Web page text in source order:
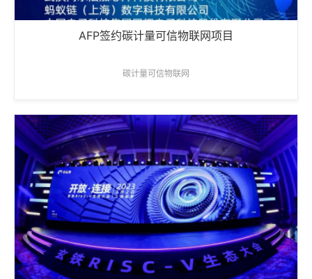
AFP签约碳计量可信物联网项目
碳计量可信物联网